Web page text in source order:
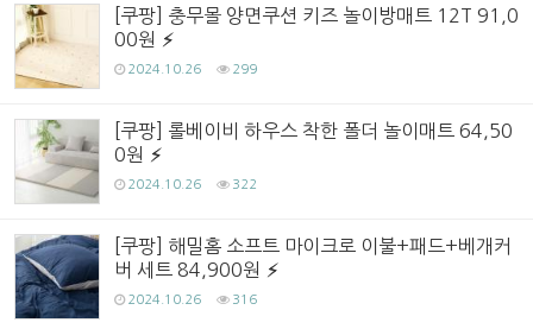
[쿠팡] 충무몰 양면쿠션 키즈 놀이방매트 12T 91,0
00원
2024.10.26 299
[쿠팡] 롤베이비 하우스 착한 폴더 놀이매트 64,50
0원
2024.10.26 322
[쿠팡] 해밀홈 소프트 마이크로 이불+패드+베개커
버 세트 84,900원
2024.10.26 316